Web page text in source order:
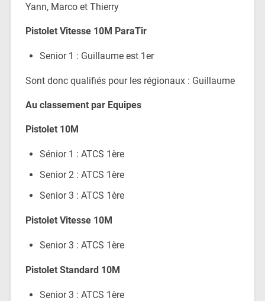
Yann, Marco et Thierry
Pistolet Vitesse 10M ParaTir
Senior 1 : Guillaume est 1er
Sont donc qualifiés pour les régionaux : Guillaume
Au classement par Equipes
Pistolet 10M
Sénior 1 : ATCS 1ère
Senior 2 : ATCS 1ère
Senior 3 : ATCS 1ère
Pistolet Vitesse 10M
Senior 3 : ATCS 1ère
Pistolet Standard 10M
Senior 3 : ATCS 1ère